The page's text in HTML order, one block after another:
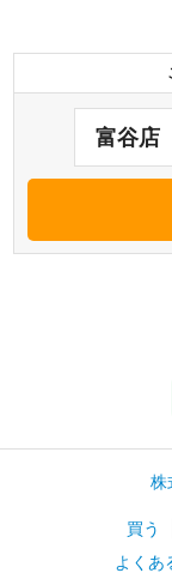
富谷店
株
買う
よくあ